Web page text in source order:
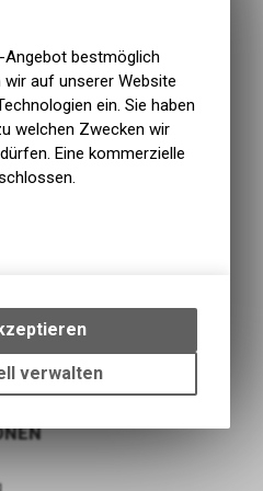
(bis 1990)
Angebot bestmöglich
auf unserer Website
ein. Sie haben
welchen Zwecken wir
Eine kommerzielle
Interaktionen und
auf Ihrem Gerät,
unseres Online-
zu
gespeicherten Daten
verwalten